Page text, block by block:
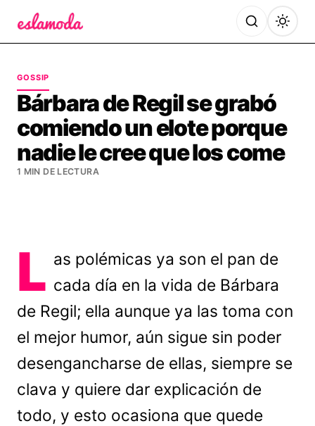
GOSSIP
Bárbara de Regil se grabó
comiendo un elote porque
nadie le cree que los come
1 MIN DE LECTURA
L as polémicas ya son el pan de
cada día en la vida de Bárbara
de Regil; ella aunque ya las toma con
el mejor humor, aún sigue sin poder
desengancharse de ellas, siempre se
clava y quiere dar explicación de
todo, y esto ocasiona que quede